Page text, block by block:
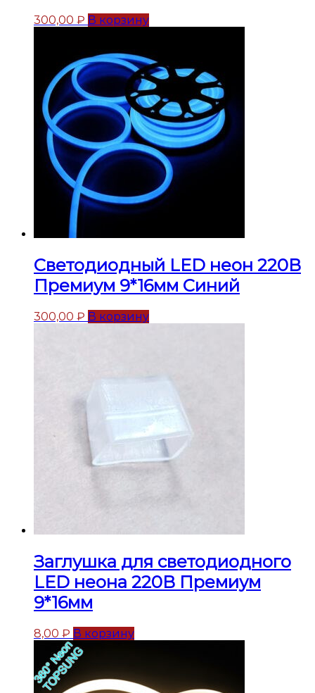
300,00 ₽ В корзину
Светодиодный LED неон 220В
Премиум 9*16мм Синий
300,00 ₽ В корзину
Заглушка для светодиодного
LED неона 220В Премиум
9*16мм
8,00 ₽ В корзину